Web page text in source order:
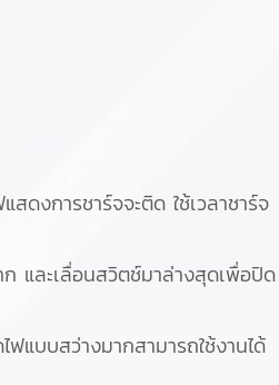
งการชาร์จจะติด ใช้เวลาชาร์จ
และเลื่อนสวิตช์มาล่างสุดเพื่อปิด
แบบสว่างมากสามารถใช้งานได้